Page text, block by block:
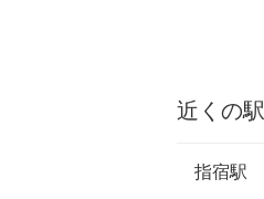
近くの駅
指宿駅